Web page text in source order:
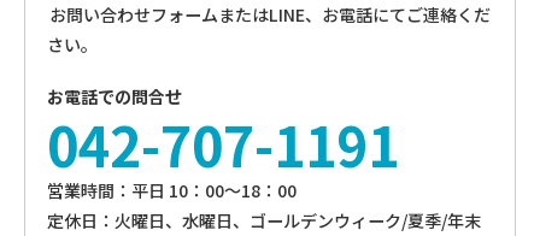
お問い合わせフォームまたはLINE、お電話にてご連絡くだ
さい。
お電話での問合せ
042-707-1191
営業時間：平⽇ 10：00〜18：00
定休⽇：火曜日、⽔曜⽇、ゴールデンウィーク/夏季/年末